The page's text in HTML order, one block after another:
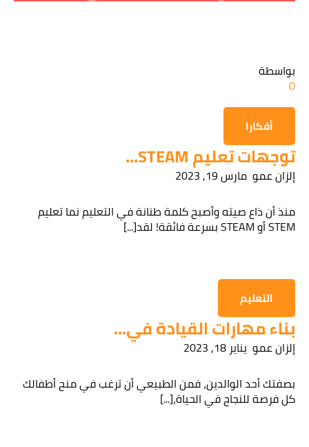
بواسطة
0
أفكارا
توجهات تعليم STEAM...
إلزان عمو مارس 19, 2023
منذ أن ذاع صيته وأصبح كلمة طنانة في التعليم نما تعليم
STEM أو STEAM بسرعة فائقة! لقد[...]
التعليم
بناء مهارات القيادة في...
إلزان عمو يناير 18, 2023
بصفتك أحد الوالدين، فمن الطبيعي أن ترغب في منح أطفالك
كل فرصة للنجاح في الحياة،[...]